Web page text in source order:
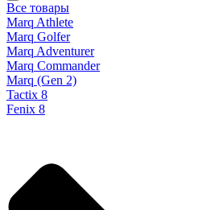
Все товары
Marq Athlete
Marq Golfer
Marq Adventurer
Marq Commander
Marq (Gen 2)
Tactix 8
Fenix 8